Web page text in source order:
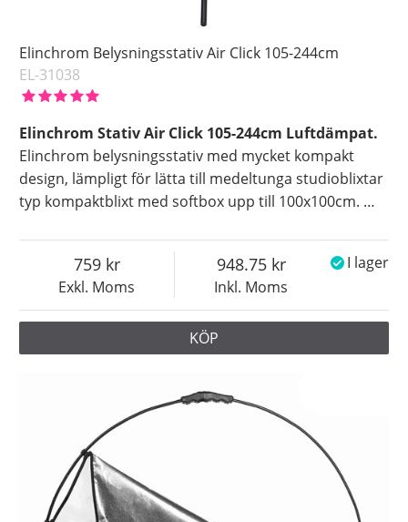
Elinchrom Belysningsstativ Air Click 105-244cm
EL-31038
Elinchrom Stativ Air Click 105-244cm Luftdämpat.
Elinchrom belysningsstativ med mycket kompakt
design, lämpligt för lätta till medeltunga studioblixtar
typ kompaktblixt med softbox upp till 100x100cm. …
Exkl. Moms
759
Inkl. Moms
948.75 I lager
KÖP